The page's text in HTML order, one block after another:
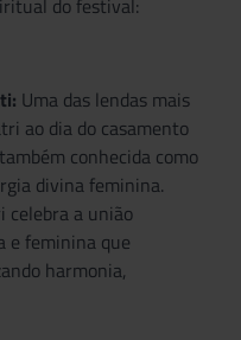
do festival:
Uma das lendas mais
ao dia do casamento
conhecida como
divina feminina.
celebra a união
e feminina que
harmonia,